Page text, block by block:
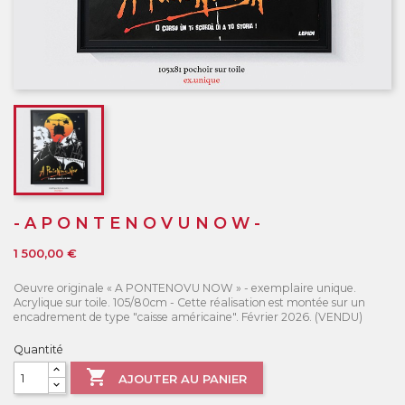
- A P O N T E N O V U N O W -
1 500,00 €
Oeuvre originale « A PONTENOVU NOW » - exemplaire unique.
Acrylique sur toile. 105/80cm - Cette réalisation est montée sur un
encadrement de type "caisse américaine". Février 2026. (VENDU)
Quantité
 AJOUTER AU PANIER